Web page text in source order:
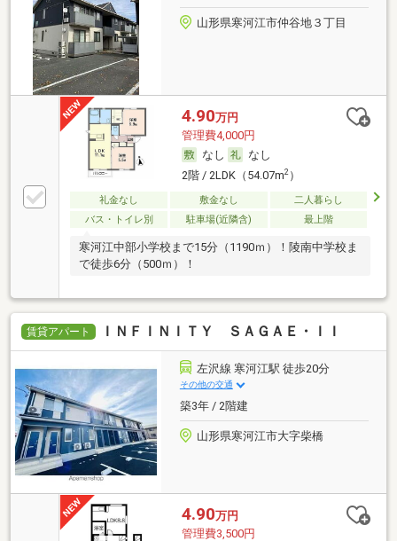
山形県寒河江市仲谷地３丁目
4.90万円
管理費4,000円
なし
なし
2階 / 2LDK（54.07m2）
礼金なし 敷金なし
二人暮らし
バス・トイレ別
駐車場(近隣含) 最上階
寒河江中部小学校まで15分（1190ｍ）！陵南中学校ま
で徒歩6分（500ｍ）！
賃貸アパート ＩＮＦＩＮＩＴＹ ＳＡＧＡＥ・ＩＩ
左沢線 寒河江駅 徒歩20分
その他の交通
築3年 / 2階建
山形県寒河江市大字柴橋
4.90万円
管理費3,500円